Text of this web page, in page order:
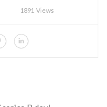
1891 Views